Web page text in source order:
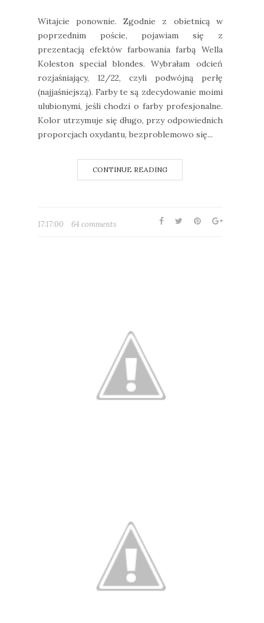
Witajcie ponownie. Zgodnie z obietnicą w
poprzednim poście, pojawiam się z
prezentacją efektów farbowania farbą Wella
Koleston special blondes. Wybrałam odcień
rozjaśniający, 12/22, czyli podwójną perłę
(najjaśniejszą). Farby te są zdecydowanie moimi
ulubionymi, jeśli chodzi o farby profesjonalne.
Kolor utrzymuje się długo, przy odpowiednich
proporcjach oxydantu, bezproblemowo się...
CONTINUE READING
17:17:00 64 comments